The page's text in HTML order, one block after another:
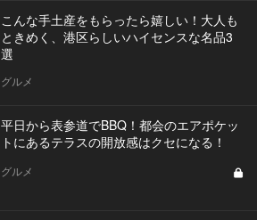
こんな手土産をもらったら嬉しい！大人も
ときめく、港区らしいハイセンスな名品3
選
グルメ
平日から表参道でBBQ！都会のエアポケッ
トにあるテラスの開放感はクセになる！
グルメ